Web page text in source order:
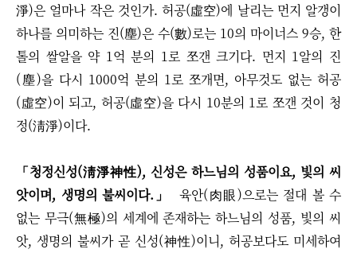
淨)은 얼마나 작은 것인가. 허공(虛空)에 날리는 먼지 알갱이
하나를 의미하는 진(塵)은 수(數)로는 10의 마이너스 9승, 한
톨의 쌀알을 약 1억 분의 1로 쪼갠 크기다. 먼지 1알의 진
(塵)을 다시 1000억 분의 1로 쪼개면, 아무것도 없는 허공
(虛空)이 되고, 허공(虛空)을 다시 10분의 1로 쪼갠 것이 청
정(淸淨)이다.
「청정신성(淸淨神性), 신성은 하느님의 성품이요, 빛의 씨
앗이며, 생명의 불씨이다. 」
육안(肉眼)으로는 절대 볼 수
없는 무극(無極)의 세계에 존재하는 하느님의 성품, 빛의 씨
앗, 생명의 불씨가 곧 신성(神性)이니, 허공보다도 미세하여